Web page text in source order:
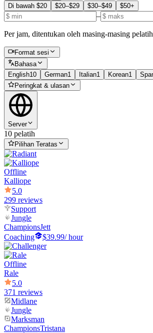
Di bawah $20
$20–$29 $30–$49 $50+
–
Per jam, ditentukan oleh masing-masing
Format sesi
Bahasa
English10 German1 Italian1 Korean1
Peringkat & ulasan
Server
10 pelatih
Pilihan Teratas
Offline
Kalliope
5.0
299 reviews
Support
Jungle
ChampionsJett
Coaching
$39.99/ hour
Offline
Rale
5.0
371 reviews
Midlane
Jungle
Marksman
ChampionsTristana